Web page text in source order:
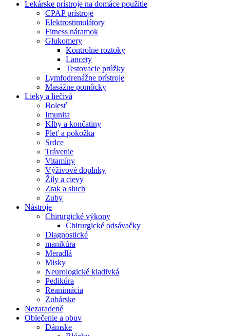
Lekárske prístroje na domáce použitie
CPAP prístroje
Elektrostimulátory
Fitness náramok
Glukomery
Kontrolne roztoky
Lancety
Testovacie prúžky
Lymfodrenážne prístroje
Masážne pomôcky
Lieky a liečivá
Bolesť
Imunita
Kĺby a končatiny
Pleť a pokožka
Srdce
Trávenie
Vitamíny
Výživové doplnky
Žily a cievy
Zrak a sluch
Zuby
Nástroje
Chirurgické výkony
Chirurgické odsávačky
Diagnostické
manikúra
Meradlá
Misky
Neurologické kladivká
Pedikúra
Reanimácia
Zubárske
Nezaradené
Oblečenie a obuv
Dámske